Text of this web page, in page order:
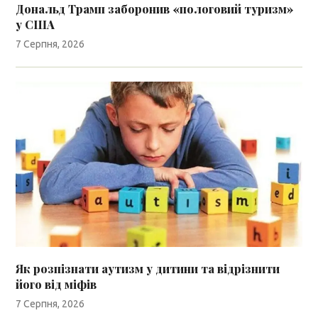
Дональд Трамп заборонив «пологовий туризм»
у США
7 Серпня, 2026
Як розпізнати аутизм у дитини та відрізнити
його від міфів
7 Серпня, 2026